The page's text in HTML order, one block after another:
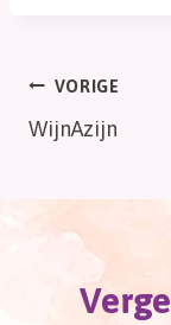
Bericht
navigatie
VORIGE
WijnAzijn